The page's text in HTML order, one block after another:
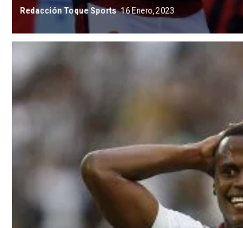
Redacción Toque Sports 16 Enero, 2023